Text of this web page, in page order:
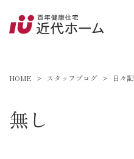
HOME スタッフブログ 日々記
無し